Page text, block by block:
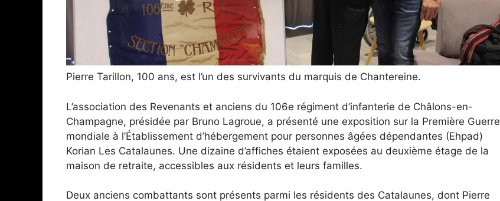
Pierre Tarillon, 100 ans, est l’un des survivants du marquis de Chantereine.
L’association des Revenants et anciens du 106e régiment d’infanterie de Châlons-en-
Champagne, présidée par Bruno Lagroue, a présenté une exposition sur la Première Guerre
mondiale à l’Établissement d’hébergement pour personnes âgées dépendantes (Ehpad)
Korian Les Catalaunes. Une dizaine d’affiches étaient exposées au deuxième étage de la
maison de retraite, accessibles aux résidents et leurs familles.
Deux anciens combattants sont présents parmi les résidents des Catalaunes, dont Pierre